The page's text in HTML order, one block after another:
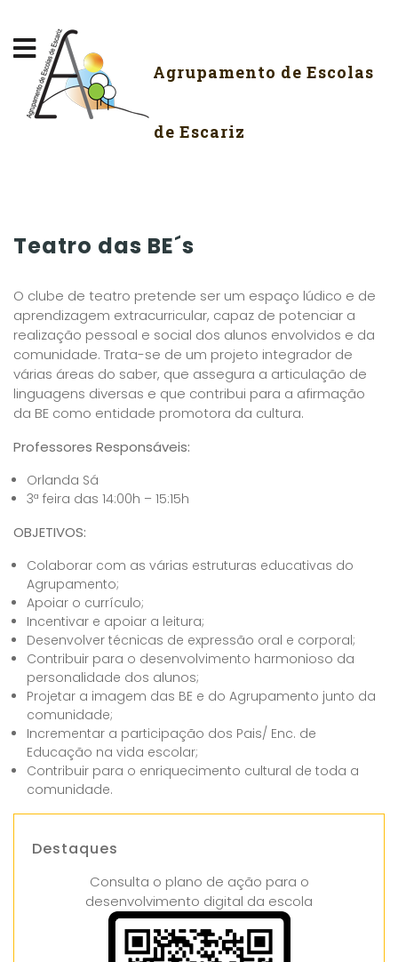
Agrupamento de Escolas
de Escariz
Teatro das BE´s
O clube de teatro pretende ser um espaço lúdico e de
aprendizagem extracurricular, capaz de potenciar a
realização pessoal e social dos alunos envolvidos e da
comunidade. Trata-se de um projeto integrador de
várias áreas do saber, que assegura a articulação de
linguagens diversas e que contribui para a afirmação
da BE como entidade promotora da cultura.
Professores Responsáveis:
Orlanda Sá
3ª feira das 14:00h – 15:15h
OBJETIVOS:
Colaborar com as várias estruturas educativas do
Agrupamento;
Apoiar o currículo;
Incentivar e apoiar a leitura;
Desenvolver técnicas de expressão oral e corporal;
Contribuir para o desenvolvimento harmonioso da
personalidade dos alunos;
Projetar a imagem das BE e do Agrupamento junto da
comunidade;
Incrementar a participação dos Pais/ Enc. de
Educação na vida escolar;
Contribuir para o enriquecimento cultural de toda a
comunidade.
Destaques
Consulta o plano de ação para o
desenvolvimento digital da escola